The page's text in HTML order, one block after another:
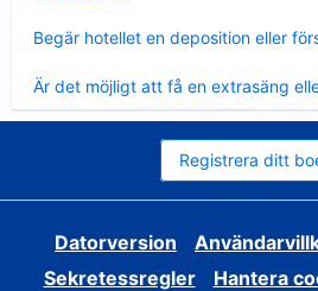
Begär hotellet en deposition eller
mindre
Är det möjligt att få en extrasäng
mindre
Registrera ditt
Datorversion
Sekretessregler
Hantera